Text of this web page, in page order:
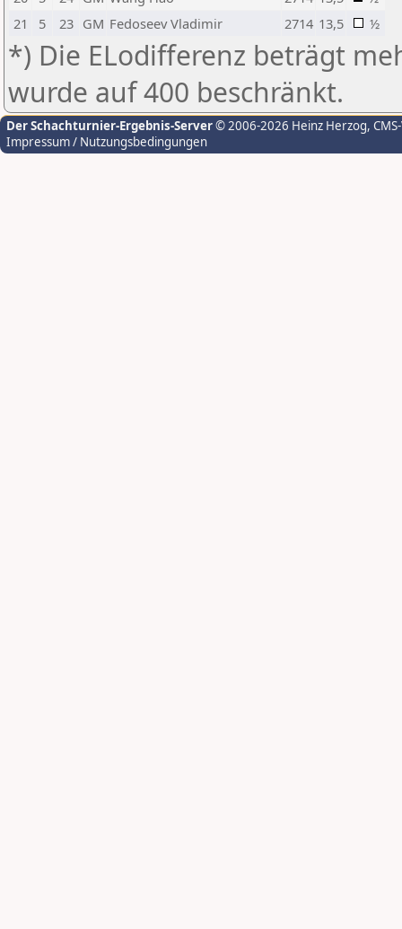
21
5 23 GM Fedoseev Vladimir 2714 13,5 ½
*) Die ELodifferenz beträgt
wurde auf 400 beschränkt.
Der Schachturnier-Ergebnis-Server© 2006-2026 Heinz Herzog,
Impressum / Nutzungsbedingungen